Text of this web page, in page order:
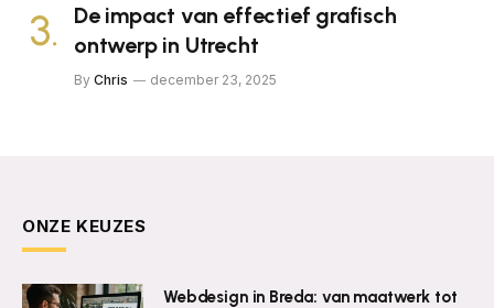
De impact van effectief grafisch
ontwerp in Utrecht
By Chris december 23, 2025
ONZE KEUZES
Webdesign in Breda: van maatwerk tot